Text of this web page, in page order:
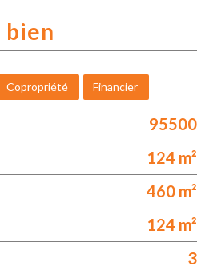
bien
Copropriété Financier
95500
124 m²
460 m²
124 m²
3